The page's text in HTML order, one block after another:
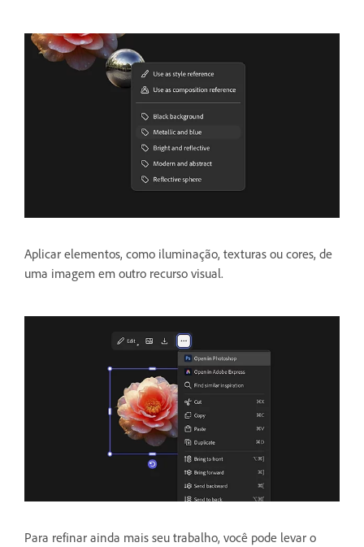
Aplicar elementos, como iluminação, texturas ou cores, de
uma imagem em outro recurso visual.
Para refinar ainda mais seu trabalho, você pode levar o